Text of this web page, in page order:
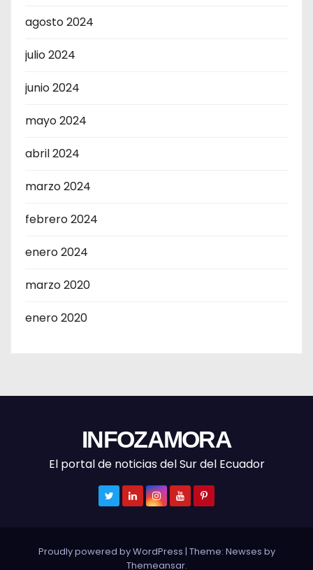
agosto 2024
julio 2024
junio 2024
mayo 2024
abril 2024
marzo 2024
febrero 2024
enero 2024
marzo 2020
enero 2020
INFOZAMORA
El portal de noticias del Sur del Ecuador
Proudly powered by WordPress | Theme: Newses by
Themeansar.